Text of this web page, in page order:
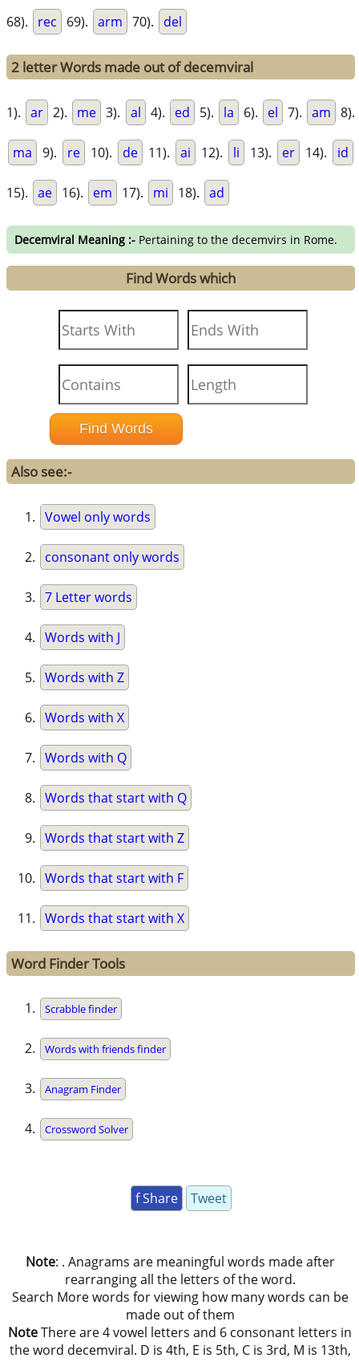
68). rec 69). arm 70). del
2 letter Words made out of decemviral
1). ar 2). me 3). al 4). ed 5). la 6). el 7). am 8).
ma 9). re 10). de 11). ai 12). li 13). er 14). id
15). ae 16). em 17). mi 18). ad
Decemviral Meaning :- Pertaining to the decemvirs in Rome.
Find Words which
Also see:-
Vowel only words
consonant only words
7 Letter words
Words with J
Words with Z
Words with X
Words with Q
Words that start with Q
Words that start with Z
Words that start with F
Words that start with X
Word Finder Tools
Scrabble finder
Words with friends finder
Anagram Finder
Crossword Solver
f Share Tweet
Note: . Anagrams are meaningful words made after
rearranging all the letters of the word.
Search More words for viewing how many words can be
made out of them
NoteThere are 4 vowel letters and 6 consonant letters in
the word decemviral. D is 4th, E is 5th, C is 3rd, M is 13th,